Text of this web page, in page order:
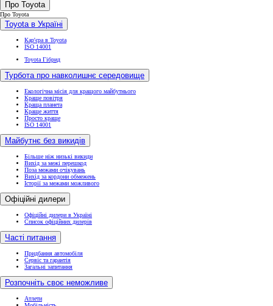
Про Toyota
Про Toyota
Toyota в Україні
Кар'єра в Toyota
ISO 14001
Toyota Гібрид
Турбота про навколишнє середовище
Екологічна місія для кращого майбутнього
Краще повітря
Краща планета
Краще життя
Просто краще
ISO 14001
Майбутнє без викидів
Більше ніж низькі викиди
Вихід за межі перешкод
Поза межами очікувань
Вихід за кордони обмежень
Історії за межами можливого
Офіційні дилери
Офіційні дилери в Україні
Список офіційних дилерів
Часті питання
Придбання автомобіля
Сервіс та гарантія
Загальні запитання
Розпочніть своє неможливе
Атлети